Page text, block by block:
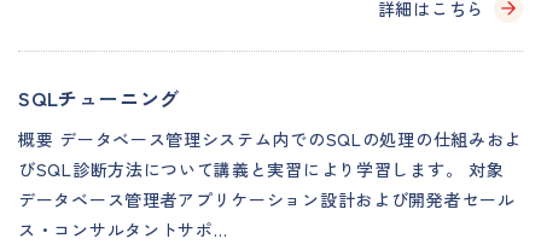
詳細はこちら
SQLチューニング
概要 データベース管理システム内でのSQLの処理の仕組みおよ
びSQL診断方法について講義と実習により学習します。 対象
データベース管理者アプリケーション設計および開発者セール
ス・コンサルタントサポ…